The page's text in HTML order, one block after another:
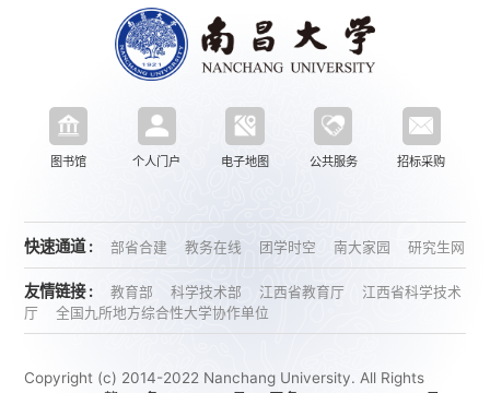
图书馆 个人门户 电子地图 公共服务 招标采购
快速通道 : 部省合建 教务在线 团学时空 南大家园 研究生网
友情链接 : 教育部 科学技术部 江西省教育厅
江西省科学技术
厅
全国九所地方综合性大学协作单位
Copyright (c) 2014-2022 Nanchang University. All Rights